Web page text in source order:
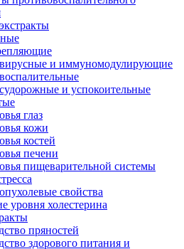
и иммуномодулирующие
и успокоительные
глаз
кожи
костей
печени
пищеварительной системы
свойства
уровня холестерина
пряностей
здорового питания и